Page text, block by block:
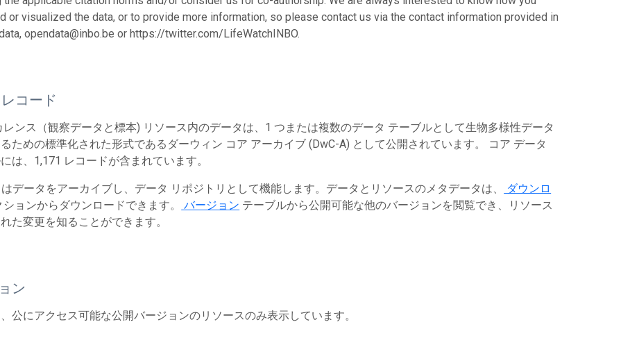
or visualized the data, or to provide more information, so please contact us via the contact information provided in
opendata@inbo.be or https://twitter.com/LifeWatchINBO.
コード
レンス（観察データと標本) リソース内のデータは、1 つまたは複数のデータ テーブルとして生物多様性データ
ための標準化された形式であるダーウィン コア アーカイブ (DwC-A) として公開されています。 コア データ
は、1,171 レコードが含まれています。
データをアーカイブし、データ リポジトリとして機能します。データとリソースのメタデータは、
ダウンロ
ションからダウンロードできます。 バージョン テーブルから公開可能な他のバージョンを閲覧でき、リソース
た変更を知ることができます。
ン
公にアクセス可能な公開バージョンのリソースのみ表示しています。